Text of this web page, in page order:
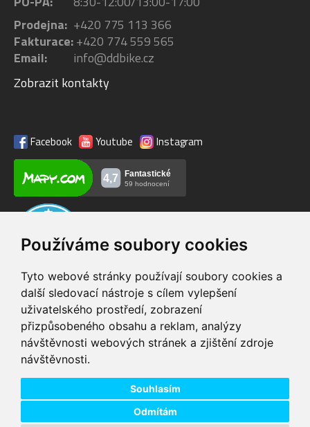
Používáme soubory cookies
Tyto webové stránky používají soubory cookies a
další sledovací nástroje s cílem vylepšení
uživatelského prostředí, zobrazení
přizpůsobeného obsahu a reklam, analýzy
návštěvnosti webových stránek a zjištění zdroje
návštěvnosti.
Souhlasím
Odmítám
Prodejna: +420 775 113 366
Fakturace:+420 774 559 565
Email:
info@ddbike.cz
Zobrazit kontakty
Facebook Youtube Instagram
VIP servis
na zakoupená
elektrokola
Testovací trať
možnost vyzkoušet si
elektrokola
Doprava ZDARMA
pro objednávky nad 1600 zboží skladem při